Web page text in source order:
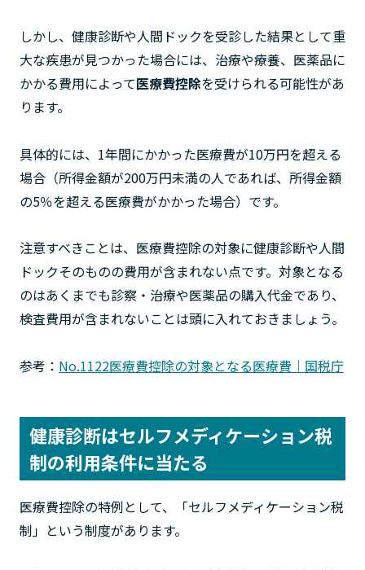
しかし、健康診断や人間ドックを受診した結果として重
大な疾患が見つかった場合には、治療や療養、医薬品に
かかる費用によって医療費控除を受けられる可能性があ
ります。
具体的には、1年間にかかった医療費が10万円を超える
場合（所得金額が200万円未満の人であれば、所得金額
の5％を超える医療費がかかった場合）です。
注意すべきことは、医療費控除の対象に健康診断や人間
ドックそのものの費用が含まれない点です。対象となる
のはあくまでも診察・治療や医薬品の購入代金であり、
検査費用が含まれないことは頭に入れておきましょう。
参考： No.1122医療費控除の対象となる医療費｜国税庁
健康診断はセルフメディケーション税
制の利用条件に当たる
医療費控除の特例として、「セルフメディケーション税
制」という制度があります。